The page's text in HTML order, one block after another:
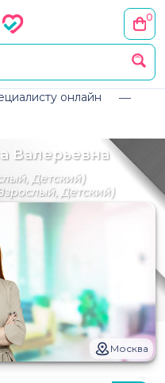
0
онлайн
Валерьевна
Детский)
Детский)
Москва